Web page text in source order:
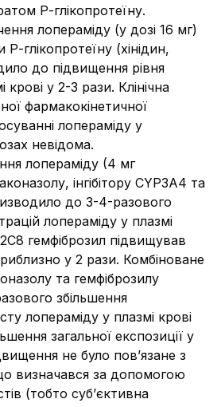
Р-глікопротеїну.
лопераміду (у дозі 16 мг)
Р-глікопротеїну (хінідин,
до підвищення рівня
крові у 2-3 рази. Клінічна
фармакокінетичної
лопераміду у
невідома.
лопераміду (4 мг
інгібітору CYP3A4 та
до 3-4-разового
лопераміду у плазмі
гемфіброзил підвищував
у 2 рази. Комбіноване
та гемфіброзилу
збільшення
лопераміду у плазмі крові
загальної експозиції у
не було пов’язане з
визначався за допомогою
(тобто суб’єктивна